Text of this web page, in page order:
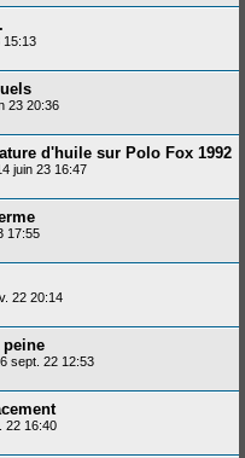
15:13
23 20:36
d'huile sur Polo Fox 1992
juin 23 16:47
17:55
22 20:14
sept. 22 12:53
22 16:40